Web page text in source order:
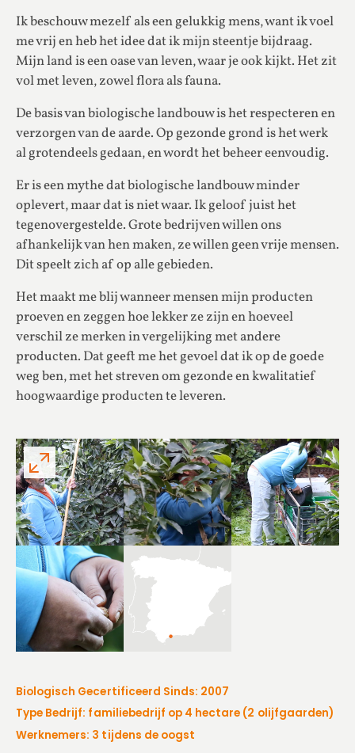
Ik beschouw mezelf als een gelukkig mens, want ik voel
me vrij en heb het idee dat ik mijn steentje bijdraag.
Mijn land is een oase van leven, waar je ook kijkt. Het zit
vol met leven, zowel flora als fauna.
De basis van biologische landbouw is het respecteren en
verzorgen van de aarde. Op gezonde grond is het werk
al grotendeels gedaan, en wordt het beheer eenvoudig.
Er is een mythe dat biologische landbouw minder
oplevert, maar dat is niet waar. Ik geloof juist het
tegenovergestelde. Grote bedrijven willen ons
afhankelijk van hen maken, ze willen geen vrije mensen.
Dit speelt zich af op alle gebieden.
Het maakt me blij wanneer mensen mijn producten
proeven en zeggen hoe lekker ze zijn en hoeveel
verschil ze merken in vergelijking met andere
producten. Dat geeft me het gevoel dat ik op de goede
weg ben, met het streven om gezonde en kwalitatief
hoogwaardige producten te leveren.
Biologisch Gecertificeerd Sinds: 2007
Type Bedrijf: familiebedrijf op 4 hectare (2 olijfgaarden)
Werknemers: 3 tijdens de oogst